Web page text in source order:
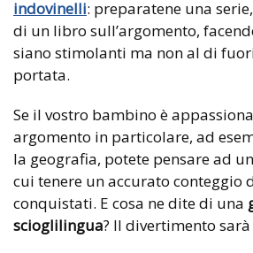
indovinelli: preparatene una
di un libro sull’argomento,
siano stimolanti ma non al di
portata.
Se il vostro bambino è
argomento in particolare, ad
la geografia, potete pensare ad un
cui tenere un accurato conteggio
conquistati. E cosa ne dite di una
scioglilingua? Il divertimento